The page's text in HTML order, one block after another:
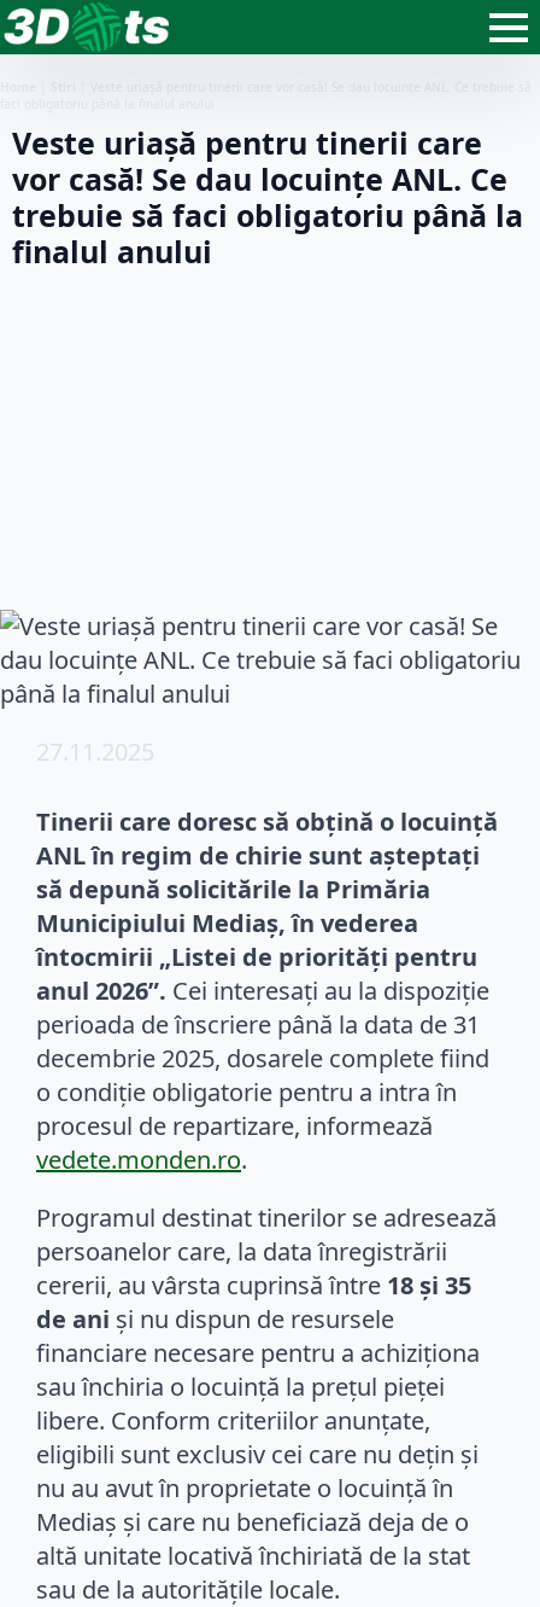
Veste uriașă pentru tinerii care
vor casă! Se dau locuințe ANL. Ce
trebuie să faci obligatoriu până la
finalul anului
27.11.2025
Tinerii care doresc să obțină o locuință
ANL în regim de chirie sunt așteptați
să depună solicitările la Primăria
Municipiului Mediaș, în vederea
întocmirii „Listei de priorități pentru
anul 2026”. Cei interesați au la dispoziție
perioada de înscriere până la data de 31
decembrie 2025, dosarele complete fiind
o condiție obligatorie pentru a intra în
procesul de repartizare, informează
vedete.monden.ro.
Programul destinat tinerilor se adresează
persoanelor care, la data înregistrării
cererii, au vârsta cuprinsă între 18 și 35
de ani și nu dispun de resursele
financiare necesare pentru a achiziționa
sau închiria o locuință la prețul pieței
libere. Conform criteriilor anunțate,
eligibili sunt exclusiv cei care nu dețin și
nu au avut în proprietate o locuință în
Mediaș și care nu beneficiază deja de o
altă unitate locativă închiriată de la stat
sau de la autoritățile locale.